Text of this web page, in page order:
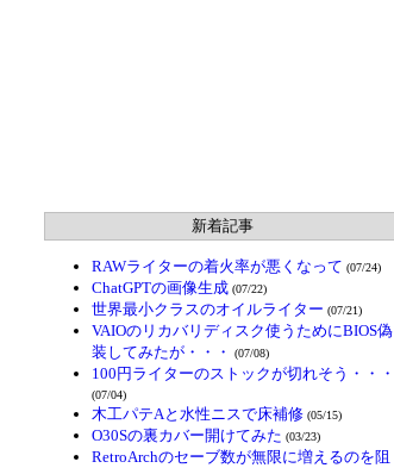
新着記事
RAWライターの着火率が悪くなって (07/24)
ChatGPTの画像生成 (07/22)
世界最小クラスのオイルライター (07/21)
VAIOのリカバリディスク使うためにBIOS偽
装してみたが・・・
(07/08)
100円ライターのストックが切れそう・・・
(07/04)
木工パテAと水性ニスで床補修 (05/15)
O30Sの裏カバー開けてみた (03/23)
RetroArchのセーブ数が無限に増えるのを阻